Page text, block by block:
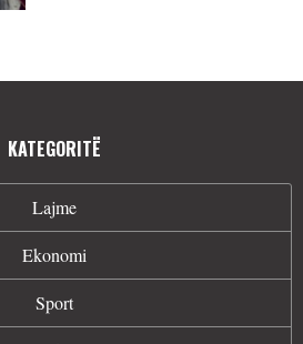
KATEGORITË
Lajme
Ekonomi
Sport